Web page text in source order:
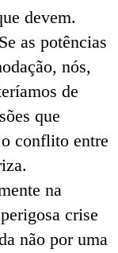
devem.
as potências
nós,
de
que
conflito entre
na
crise
não por uma